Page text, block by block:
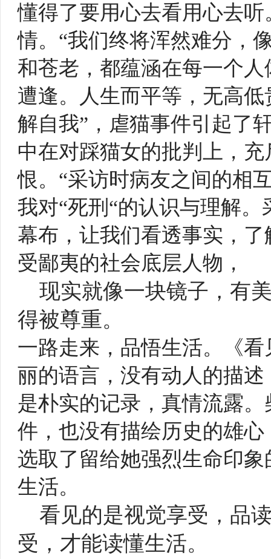
懂得了要用心去看用心去
情。“我们终将浑然难分，
和苍老，都蕴涵在每一个
遭逢。人生而平等，无高
解自我”，虐猫事件引起了
中在对踩猫女的批判上，
恨。“采访时病友之间的相
我对“死刑“的认识与理解
幕布，让我们看透事实，
受鄙夷的社会底层人物，
现实就像一块镜子，有
得被尊重。
一路走来，品悟生活。《
丽的语言，没有动人的描
是朴实的记录，真情流露
件，也没有描绘历史的雄
选取了留给她强烈生命印
生活。
看见的是视觉享受，品
受，才能读懂生活。